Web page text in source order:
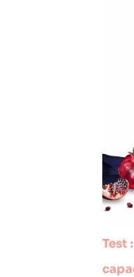
Test